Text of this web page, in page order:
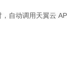
自动调用天翼云